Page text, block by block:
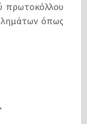
πρωτοκόλλου
όπως